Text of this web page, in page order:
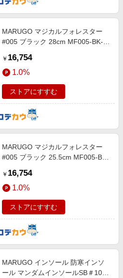
MARUGO マジカルフォレスター
#005 ブラック 28cm MF005-BK-
￥ 16,754
1.0%
ストアにすすむ
MARUGO マジカルフォレスター
#005 ブラック 25.5cm MF005-BK-
￥ 16,754
1.0%
ストアにすすむ
MARUGO インソール 防寒インソ
ール マンダムインソールSB＃103